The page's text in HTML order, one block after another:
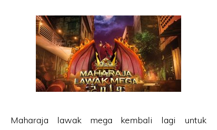
Maharaja lawak mega kembali lagi untuk